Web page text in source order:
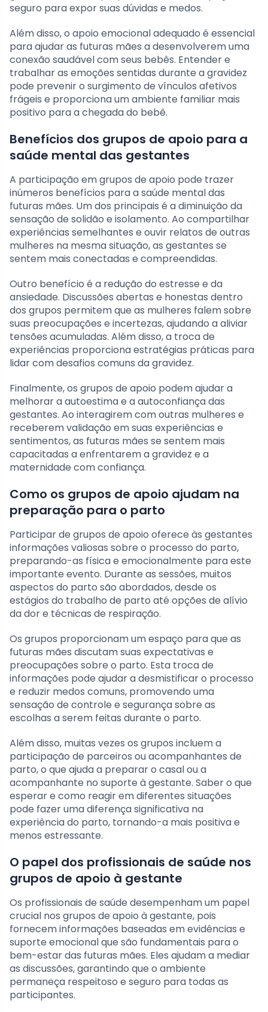
seguro para expor suas dúvidas e medos.
Além disso, o apoio emocional adequado é essencial
para ajudar as futuras mães a desenvolverem uma
conexão saudável com seus bebês. Entender e
trabalhar as emoções sentidas durante a gravidez
pode prevenir o surgimento de vínculos afetivos
frágeis e proporciona um ambiente familiar mais
positivo para a chegada do bebê.
Benefícios dos grupos de apoio para a
saúde mental das gestantes
A participação em grupos de apoio pode trazer
inúmeros benefícios para a saúde mental das
futuras mães. Um dos principais é a diminuição da
sensação de solidão e isolamento. Ao compartilhar
experiências semelhantes e ouvir relatos de outras
mulheres na mesma situação, as gestantes se
sentem mais conectadas e compreendidas.
Outro benefício é a redução do estresse e da
ansiedade. Discussões abertas e honestas dentro
dos grupos permitem que as mulheres falem sobre
suas preocupações e incertezas, ajudando a aliviar
tensões acumuladas. Além disso, a troca de
experiências proporciona estratégias práticas para
lidar com desafios comuns da gravidez.
Finalmente, os grupos de apoio podem ajudar a
melhorar a autoestima e a autoconfiança das
gestantes. Ao interagirem com outras mulheres e
receberem validação em suas experiências e
sentimentos, as futuras mães se sentem mais
capacitadas a enfrentarem a gravidez e a
maternidade com confiança.
Como os grupos de apoio ajudam na
preparação para o parto
Participar de grupos de apoio oferece às gestantes
informações valiosas sobre o processo do parto,
preparando-as física e emocionalmente para este
importante evento. Durante as sessões, muitos
aspectos do parto são abordados, desde os
estágios do trabalho de parto até opções de alívio
da dor e técnicas de respiração.
Os grupos proporcionam um espaço para que as
futuras mães discutam suas expectativas e
preocupações sobre o parto. Esta troca de
informações pode ajudar a desmistificar o processo
e reduzir medos comuns, promovendo uma
sensação de controle e segurança sobre as
escolhas a serem feitas durante o parto.
Além disso, muitas vezes os grupos incluem a
participação de parceiros ou acompanhantes de
parto, o que ajuda a preparar o casal ou a
acompanhante no suporte à gestante. Saber o que
esperar e como reagir em diferentes situações
pode fazer uma diferença significativa na
experiência do parto, tornando-a mais positiva e
menos estressante.
O papel dos profissionais de saúde nos
grupos de apoio à gestante
Os profissionais de saúde desempenham um papel
crucial nos grupos de apoio à gestante, pois
fornecem informações baseadas em evidências e
suporte emocional que são fundamentais para o
bem-estar das futuras mães. Eles ajudam a mediar
as discussões, garantindo que o ambiente
permaneça respeitoso e seguro para todas as
participantes.